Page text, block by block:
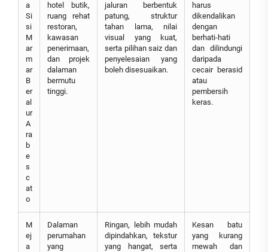
a
Si
si
M
ar
m
ar
B
er
al
ur
A
ra
b
e
s
c
at
o
hotel butik,
ruang rehat
restoran,
kawasan
penerimaan,
dan projek
dalaman
bermutu
tinggi.
jaluran berbentuk
patung, struktur
tahan lama, nilai
visual yang kuat,
serta pilihan saiz dan
penyelesaian yang
boleh disesuaikan.
harus
dikendalikan
dengan
berhati-hati
dan dilindungi
daripada
cecair berasid
atau
pembersih
keras.
M
ej
a
Dalaman
perumahan
yang
Ringan, lebih mudah
dipindahkan, tekstur
yang hangat, serta
Kesan batu
yang kurang
mewah dan